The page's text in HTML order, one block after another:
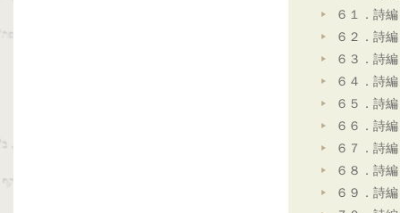
６１．詩
６２．詩
６３．詩
６４．詩
６５．詩
６６．詩
６７．詩
６８．詩
６９．詩